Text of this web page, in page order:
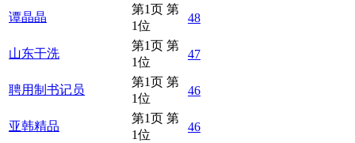
谭晶晶
第1页 第
1位
48
山东干洗
第1页 第
1位
47
聘用制书记员
第1页 第
1位
46
亚韩精品
第1页 第
1位
46